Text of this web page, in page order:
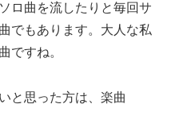
ロ曲を流したりと毎回サ
でもあります。大人な私
ですね。
と思った方は、楽曲